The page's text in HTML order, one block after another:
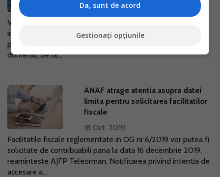
23 Oct. 2019
Vrei sa iti schimbi drumul profesional, dar nu ai prea multe
informatii despre infiintarea si impozitarea unei PFA. Iti
prezentam in continuare tot ce trebuie sa stii despre acest
domeniu, de la...
ANAF atrage atentia asupra datei
limita pentru solicitarea facilitatilor
fiscale
18 Oct. 2019
Facilitatile fiscale reglementate in OG nr.6/2019 vor putea fi
solicitate de contribuabili pana la data 16 decembrie 2019,
reaminteste AJFP Teleorman. Notificarea privind intentia de
accesare a...
Da, sunt de acord
Gestionați opțiunile